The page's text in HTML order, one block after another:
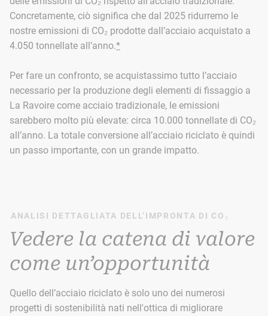
Concretamente, ciò significa che dal 2025 ridurremo le
nostre emissioni di CO₂ prodotte dall’acciaio acquistato a
4.050 tonnellate all’anno.*
Per fare un confronto, se acquistassimo tutto l’acciaio
necessario per la produzione degli elementi di fissaggio a
La Ravoire come acciaio tradizionale, le emissioni
sarebbero molto più elevate: circa 10.000 tonnellate di CO₂
all’anno. La totale conversione all’acciaio riciclato è quindi
un passo importante, con un grande impatto.
ANALISI DETTAGLIATA DELL’IMPRONTA DI CO₂
Vedere la catena di valore
come un’opportunità
Quello dell’acciaio riciclato è solo uno dei numerosi
progetti di sostenibilità nati nell'ottica di migliorare